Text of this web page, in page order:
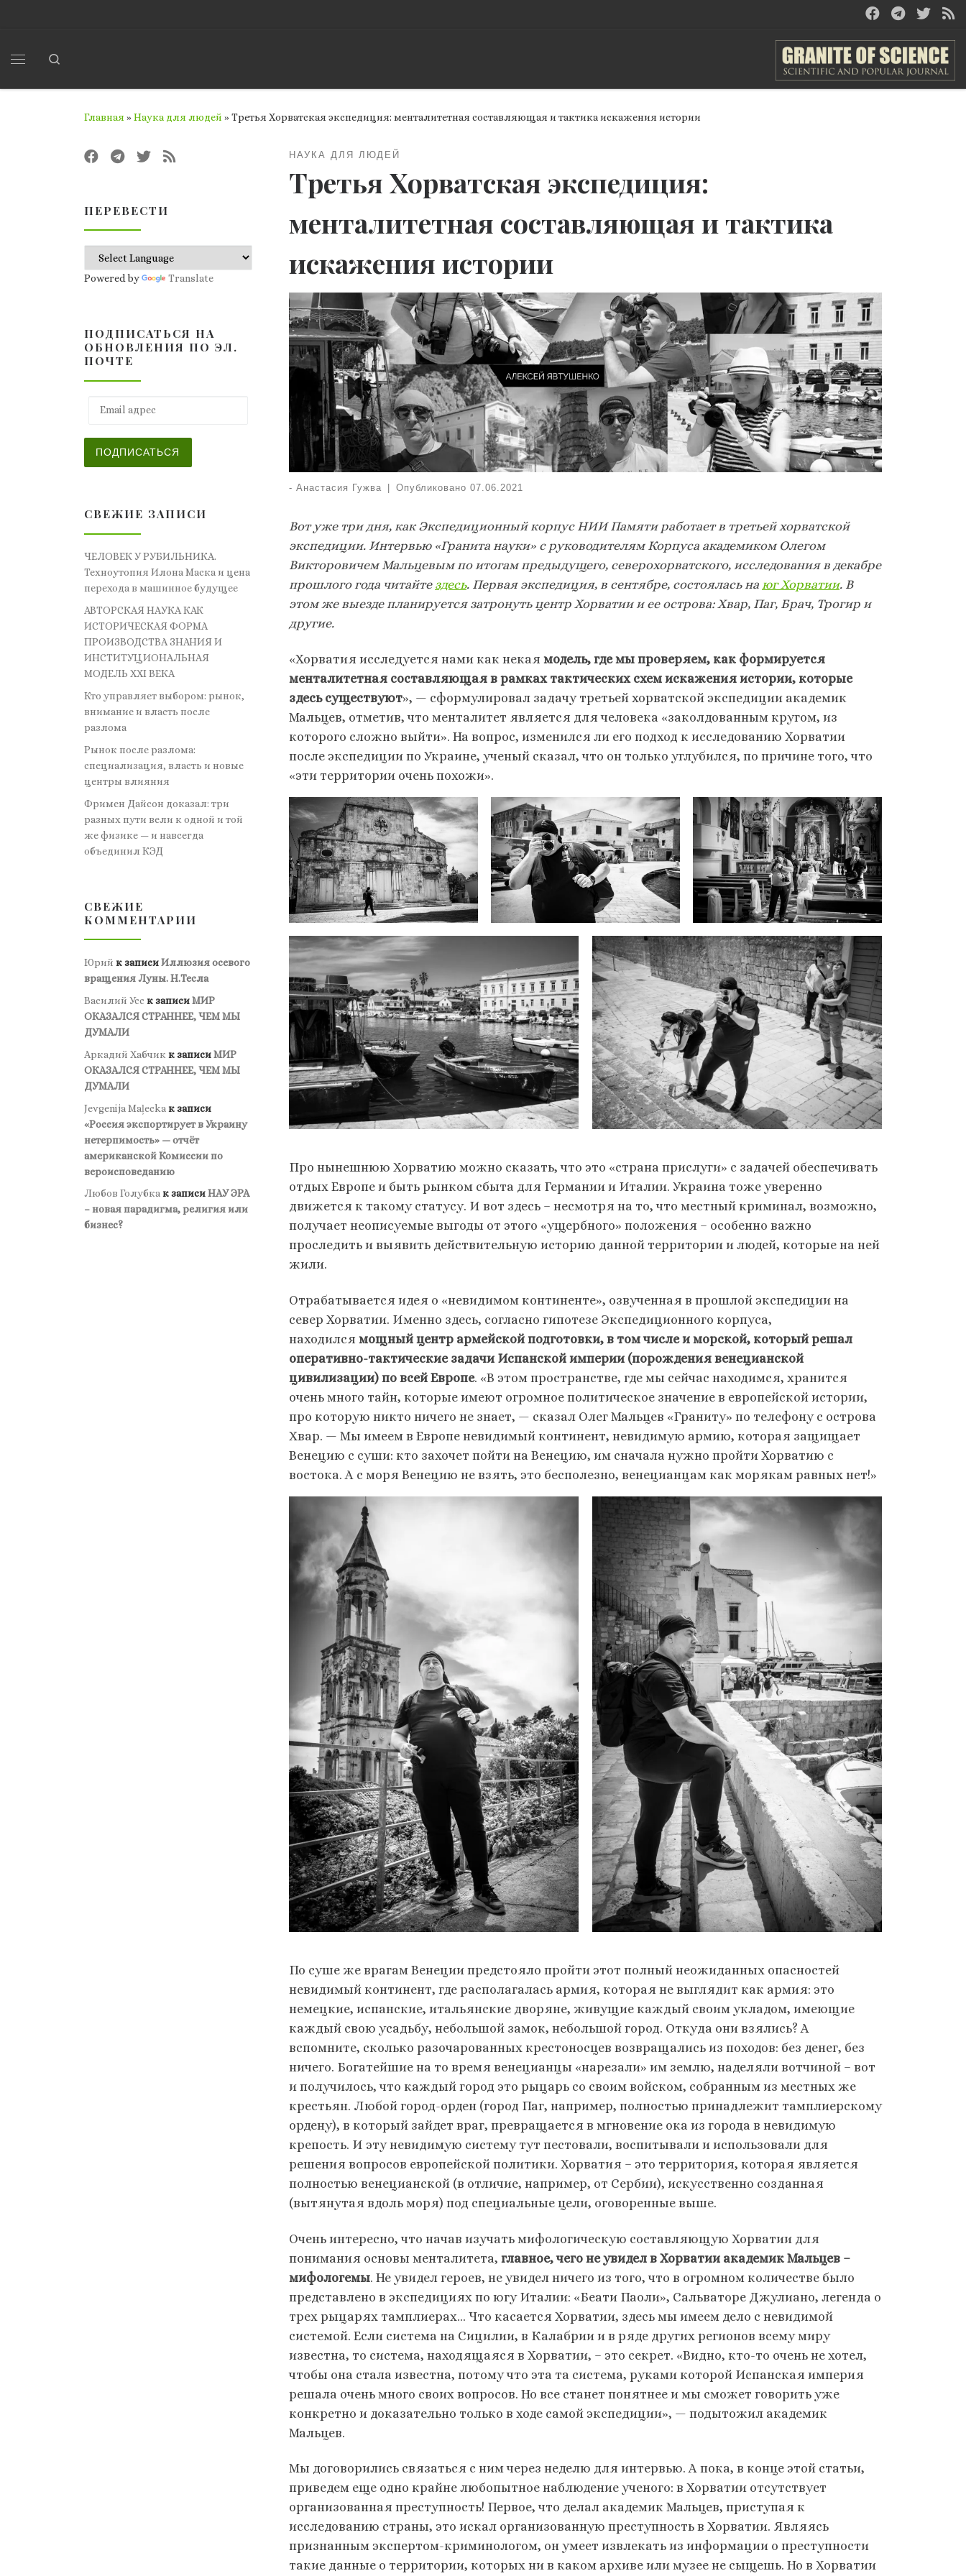
Главная »Наука для людей »Третья Хорватская экспедиция: менталитетная составляющая и тактика искажения истории
НАУКА ДЛЯ ЛЮДЕЙ
Третья Хорватская экспедиция:
менталитетная составляющая и тактика
искажения истории
- Анастасия Гужва Опубликовано 07.06.2021
Вот уже три дня, как Экспедиционный корпус НИИ Памяти работает в третьей хорватской
экспедиции. Интервью «Гранита науки» с руководителям Корпуса академиком Олегом
Викторовичем Мальцевым по итогам предыдущего, северохорватского, исследования в декабре
прошлого года читайте здесь. Первая экспедиция, в сентябре, состоялась на юг Хорватии. В
этом же выезде планируется затронуть центр Хорватии и ее острова: Хвар, Паг, Брач, Трогир и
другие.
«Хорватия исследуется нами как некая модель, где мы проверяем, как формируется
менталитетная составляющая в рамках тактических схем искажения истории, которые
здесь существуют», — сформулировал задачу третьей хорватской экспедиции академик
Мальцев, отметив, что менталитет является для человека «заколдованным кругом, из
которого сложно выйти». На вопрос, изменился ли его подход к исследованию Хорватии
после экспедиции по Украине, ученый сказал, что он только углубился, по причине того, что
«эти территории очень похожи».
Про нынешнюю Хорватию можно сказать, что это «страна прислуги» с задачей обеспечивать
отдых Европе и быть рынком сбыта для Германии и Италии. Украина тоже уверенно
движется к такому статусу. И вот здесь – несмотря на то, что местный криминал, возможно,
получает неописуемые выгоды от этого «ущербного» положения – особенно важно
проследить и выявить действительную историю данной территории и людей, которые на ней
жили.
Отрабатывается идея о «невидимом континенте», озвученная в прошлой экспедиции на
север Хорватии. Именно здесь, согласно гипотезе Экспедиционного корпуса,
находился мощный центр армейской подготовки, в том числе и морской, который решал
оперативно-тактические задачи Испанской империи (порождения венецианской
цивилизации) по всей Европе. «В этом пространстве, где мы сейчас находимся, хранится
очень много тайн, которые имеют огромное политическое значение в европейской истории,
про которую никто ничего не знает, — сказал Олег Мальцев «Граниту» по телефону с острова
Хвар. — Мы имеем в Европе невидимый континент, невидимую армию, которая защищает
Венецию с суши: кто захочет пойти на Венецию, им сначала нужно пройти Хорватию с
востока. А с моря Венецию не взять, это бесполезно, венецианцам как морякам равных нет!»
По суше же врагам Венеции предстояло пройти этот полный неожиданных опасностей
невидимый континент, где располагалась армия, которая не выглядит как армия: это
немецкие, испанские, итальянские дворяне, живущие каждый своим укладом, имеющие
каждый свою усадьбу, небольшой замок, небольшой город. Откуда они взялись? А
вспомните, сколько разочарованных крестоносцев возвращались из походов: без денег, без
ничего. Богатейшие на то время венецианцы «нарезали» им землю, наделяли вотчиной – вот
и получилось, что каждый город это рыцарь со своим войском, собранным из местных же
крестьян. Любой город-орден (город Паг, например, полностью принадлежит тамплиерскому
ордену), в который зайдет враг, превращается в мгновение ока из города в невидимую
крепость. И эту невидимую систему тут пестовали, воспитывали и использовали для
решения вопросов европейской политики. Хорватия – это территория, которая является
полностью венецианской (в отличие, например, от Сербии), искусственно созданная
(вытянутая вдоль моря) под специальные цели, оговоренные выше.
Очень интересно, что начав изучать мифологическую составляющую Хорватии для
понимания основы менталитета, главное, чего не увидел в Хорватии академик Мальцев –
мифологемы. Не увидел героев, не увидел ничего из того, что в огромном количестве было
представлено в экспедициях по югу Италии: «Беати Паоли», Сальваторе Джулиано, легенда о
трех рыцарях тамплиерах… Что касается Хорватии, здесь мы имеем дело с невидимой
системой. Если система на Сицилии, в Калабрии и в ряде других регионов всему миру
известна, то система, находящаяся в Хорватии, – это секрет. «Видно, кто-то очень не хотел,
чтобы она стала известна, потому что эта та система, руками которой Испанская империя
решала очень много своих вопросов. Но все станет понятнее и мы сможет говорить уже
конкретно и доказательно только в ходе самой экспедиции», — подытожил академик
Мальцев.
Мы договорились связаться с ним через неделю для интервью. А пока, в конце этой статьи,
приведем еще одно крайне любопытное наблюдение ученого: в Хорватии отсутствует
организованная преступность! Первое, что делал академик Мальцев, приступая к
исследованию страны, это искал организованную преступность в Хорватии. Являясь
признанным экспертом-криминологом, он умеет извлекать из информации о преступности
такие данные о территории, которых ни в каком архиве или музее не сыщешь. Но в Хорватии
ПЕРЕВЕСТИ
Powered by Translate
ПОДПИСАТЬСЯ НА
ОБНОВЛЕНИЯ ПО ЭЛ.
ПОЧТЕ
ПОДПИСАТЬСЯ
СВЕЖИЕ ЗАПИСИ
ЧЕЛОВЕК У РУБИЛЬНИКА.
Техноутопия Илона Маска и цена
перехода в машинное будущее
АВТОРСКАЯ НАУКА КАК
ИСТОРИЧЕСКАЯ ФОРМА
ПРОИЗВОДСТВА ЗНАНИЯ И
ИНСТИТУЦИОНАЛЬНАЯ
МОДЕЛЬ XXI ВЕКА
Кто управляет выбором: рынок,
внимание и власть после
разлома
Рынок после разлома:
специализация, власть и новые
центры влияния
Фримен Дайсон доказал: три
разных пути вели к одной и той
же физике — и навсегда
объединил КЭД
СВЕЖИЕ
КОММЕНТАРИИ
Юрий к записиИллюзия осевого
вращения Луны. Н.Тесла
Василий Усс к записиМИР
ОКАЗАЛСЯ СТРАННЕЕ, ЧЕМ МЫ
ДУМАЛИ
Аркадий Хабчик к записиМИР
ОКАЗАЛСЯ СТРАННЕЕ, ЧЕМ МЫ
ДУМАЛИ
Jevgenija Maļecka к записи
«Россия экспортирует в Украину
нетерпимость» — отчёт
американской Комиссии по
вероисповеданию
Любов Голубкак записиНАУ ЭРА
– новая парадигма, религия или
бизнес?